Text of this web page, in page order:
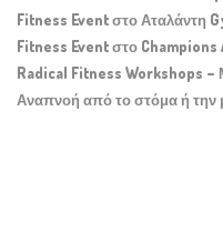
Fitness Event στο Αταλάντη
Fitness Event στο
Radical Fitness Workshops –
Αναπνοή από το στόμα ή την